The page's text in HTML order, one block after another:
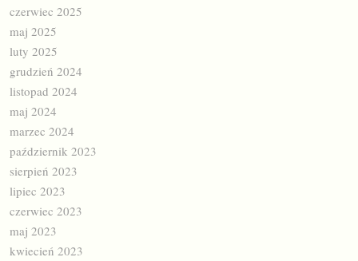
czerwiec 2025
maj 2025
luty 2025
grudzień 2024
listopad 2024
maj 2024
marzec 2024
październik 2023
sierpień 2023
lipiec 2023
czerwiec 2023
maj 2023
kwiecień 2023